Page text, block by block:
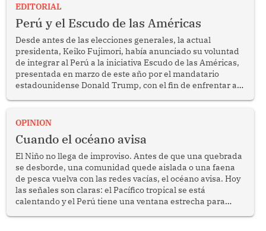
EDITORIAL
Perú y el Escudo de las Américas
Desde antes de las elecciones generales, la actual
presidenta, Keiko Fujimori, había anunciado su voluntad
de integrar al Perú a la iniciativa Escudo de las Américas,
presentada en marzo de este año por el mandatario
estadounidense Donald Trump, con el fin de enfrentar al
OPINION
Cuando el océano avisa
El Niño no llega de improviso. Antes de que una quebrada
se desborde, una comunidad quede aislada o una faena
de pesca vuelva con las redes vacías, el océano avisa. Hoy
las señales son claras: el Pacífico tropical se está
calentando y el Perú tiene una ventana estrecha para